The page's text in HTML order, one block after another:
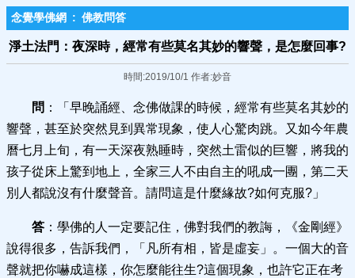
念覺學佛網 : 佛教問答
淨土法門：夜深時，經常有些莫名其妙的響聲，是怎麼回事?
時間:2019/10/1 作者:妙音
問 ：「早晚誦經、念佛做課的時候，經常有些莫名其妙的
響聲，甚至於突然見到異常現象，使人心驚肉跳。又如今年農
曆七月上旬，有一天深夜熟睡時，突然土雷似的巨響，將我的
孩子從床上驚到地上，全家三人不由自主的吼成一團，第二天
別人都說沒有什麼聲音。請問這是什麼緣故?如何克服?」
答 ：學佛的人一定要記住，佛對我們的教誨，《金剛經》
說得很多，告訴我們，「凡所有相，皆是虛妄」。一個大的音
聲就把你嚇成這樣，你怎麼能往生?這個現象，也許它正在考